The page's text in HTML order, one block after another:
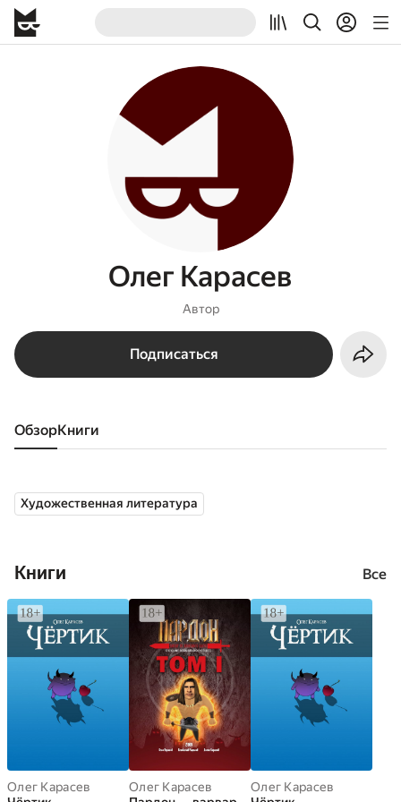
Олег Карасев
Автор
Подписаться
Обзор книги
Художественная литература
Книги Все
Олег Карасев
Олег Карасев
Олег Карасев